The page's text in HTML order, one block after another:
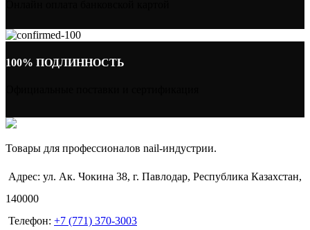
100% ПОДЛИННОСТЬ
Товары для профессионалов nail-индустрии.
Адрес: ул. Ак. Чокина 38, г. Павлодар, Республика Казахстан,
140000
Телефон: +7 (771) 370-3003